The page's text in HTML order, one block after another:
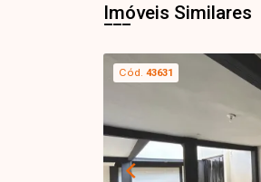
Imóveis Similares
Cód. 43631